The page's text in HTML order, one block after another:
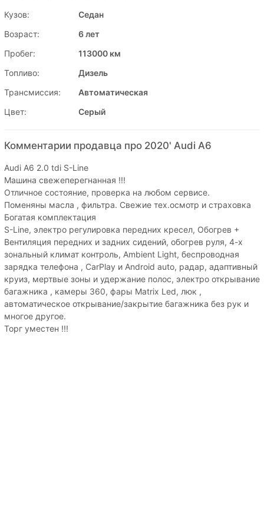
Кузов:
Седан
Возраст:
6 лет
Пробег:
113000 км
Топливо:
Дизель
Трансмиссия:
Автоматическая
Цвет:
Серый
Комментарии продавца про 2020' Audi A6
Audi A6 2.0 tdi S-Line
Машина свежеперегнанная !!!
Отличное состояние, проверка на любом сервисе.
Поменяны масла , фильтра. Свежие тех.осмотр и страховка
Богатая комплектация
S-Line, электро регулировка передних кресел, Обогрев +
Вентиляция передних и задних сидений, обогрев руля, 4-х
зональный климат контроль, Ambient Light, беспроводная
зарядка телефона , CarPlay и Android auto, радар, адаптивный
круиз, мертвые зоны и удержание полос, электро открывание
багажника , камеры 360, фары Matrix Led, люк ,
автоматическое открывание/закрытие багажника без рук и
многое другое.
Торг уместен !!!